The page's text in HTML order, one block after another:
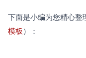
下面是小编为您精心整
模板）：